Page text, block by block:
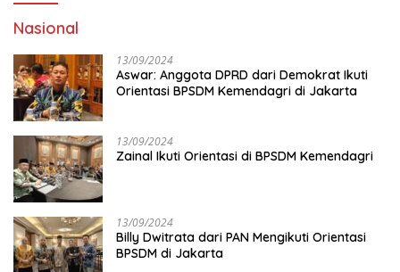
Nasional
13/09/2024
Aswar: Anggota DPRD dari Demokrat Ikuti
Orientasi BPSDM Kemendagri di Jakarta
13/09/2024
Zainal Ikuti Orientasi di BPSDM Kemendagri
13/09/2024
Billy Dwitrata dari PAN Mengikuti Orientasi
BPSDM di Jakarta